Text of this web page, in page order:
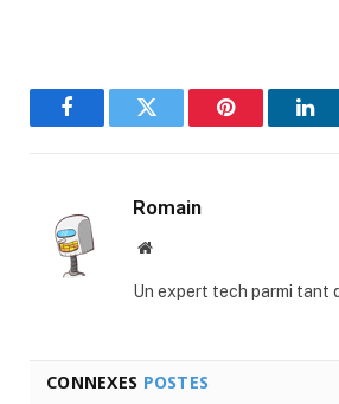
FacebookTwitter Pinterest
Romain
Site
Un expert tech parmi tant
CONNEXES POSTES